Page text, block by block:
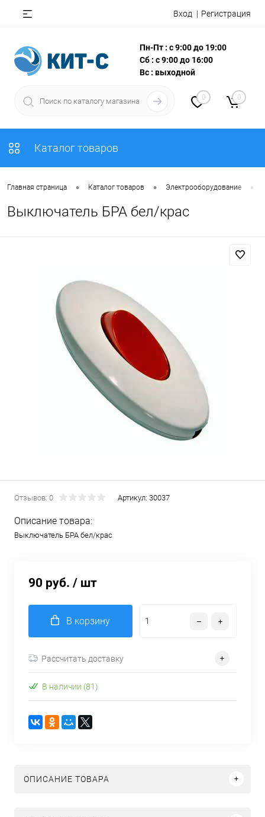
Вход Регистрация
Пн-Пт : с 9:00 до 19:00
Сб : с 9:00 до 16:00
Вс : выходной
0 0
Каталог товаров
Главная страница • Каталог товаров • Электрооборудование •
Выключатель БРА бел/крас
Отзывов: 0 Артикул: 30037
Описание товара:
Выключатель БРА бел/крас
90 руб. / шт
В корзину
Рассчитать доставку
В наличии (81)
ОПИСАНИЕ ТОВАРА